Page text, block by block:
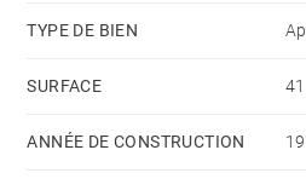
2025/2026. Présence d’un
TYPE DE BIEN
SURFACE
ANNÉE DE CONSTRUCTION